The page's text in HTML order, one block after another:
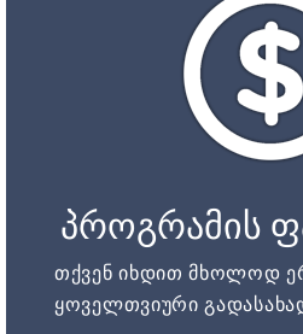
პროგრამის
თქვენ იხდით მხოლოდ
ყოველთვიური